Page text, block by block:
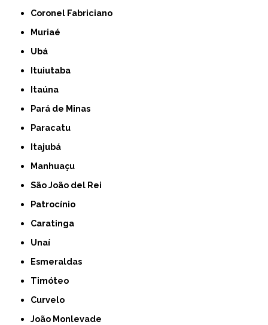
Coronel Fabriciano
Muriaé
Ubá
Ituiutaba
Itaúna
Pará de Minas
Paracatu
Itajubá
Manhuaçu
São João del Rei
Patrocínio
Caratinga
Unaí
Esmeraldas
Timóteo
Curvelo
João Monlevade